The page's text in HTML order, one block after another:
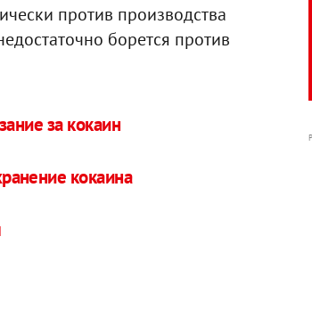
против производства
борется против
за кокаин
кокаина